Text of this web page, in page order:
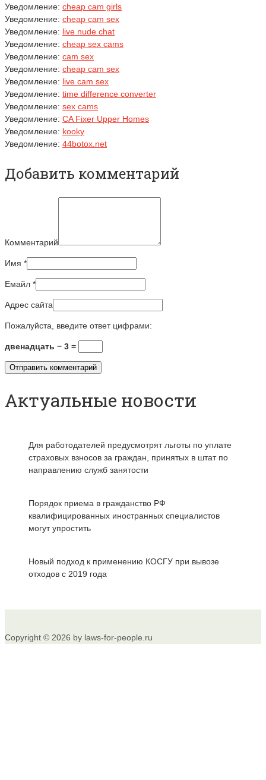
Уведомление: cheap cam girls
Уведомление: cheap cam sex
Уведомление: live nude chat
Уведомление: cheap sex cams
Уведомление: cam sex
Уведомление: cheap cam sex
Уведомление: live cam sex
Уведомление: time difference converter
Уведомление: sex cams
Уведомление: CA Fixer Upper Homes
Уведомление: kooky
Уведомление: 44botox.net
Добавить комментарий
Комментарий
Имя *
Емайл *
Адрес сайта
Пожалуйста, введите ответ цифрами:
двенадцать − 3 =
Актуальные новости
Для работодателей предусмотрят льготы по уплате
страховых взносов за граждан, принятых в штат по
направлению служб занятости
Порядок приема в гражданство РФ
квалифицированных иностранных специалистов
могут упростить
Новый подход к применению КОСГУ при вывозе
отходов с 2019 года
Copyright © 2026 by laws-for-people.ru